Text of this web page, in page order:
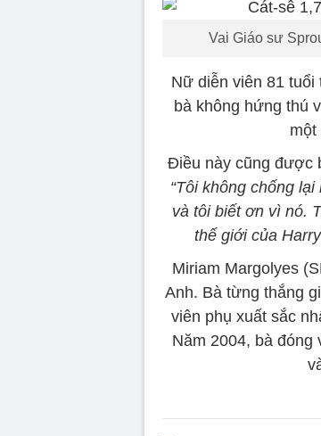
Vai Giáo sư
Nữ diễn viên 81 tuổi
bà không hứng thú
một
Điều này cũng được
“Tôi không chống
và tôi biết ơn vì nó.
thế giới của
Miriam Margolyes
Anh. Bà từng thắng
viên phụ xuất sắc
Năm 2004, bà đóng